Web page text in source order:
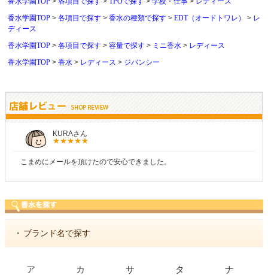
香水学園TOP
各項目で探す 香水の種類で探す EDT（オードトワレ）
レ
ディース
香水学園TOP
各項目で探す 容量で探す ミニ香水
レディース
香水学園TOP
香水 レディース ジバンシー
KURAさん
こまめにメールを頂けたので安心できました。
・ ブランド名で探す
ア カ サ タ ナ